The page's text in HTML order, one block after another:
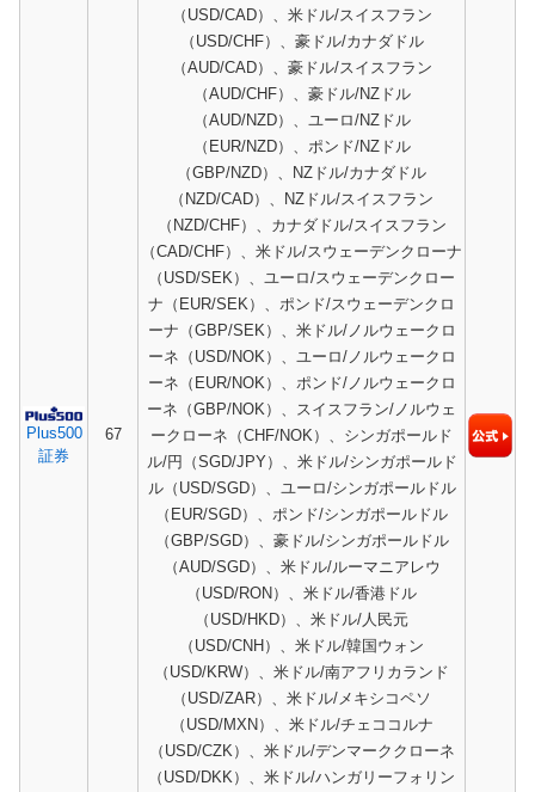
Plus500
証券
67
（USD/CAD）、米ドル/スイスフラン
（USD/CHF）、豪ドル/カナダドル
（AUD/CAD）、豪ドル/スイスフラン
（AUD/CHF）、豪ドル/NZドル
（AUD/NZD）、ユーロ/NZドル
（EUR/NZD）、ポンド/NZドル
（GBP/NZD）、NZドル/カナダドル
（NZD/CAD）、NZドル/スイスフラン
（NZD/CHF）、カナダドル/スイスフラン
（CAD/CHF）、米ドル/スウェーデンクローナ
（USD/SEK）、ユーロ/スウェーデンクロー
ナ（EUR/SEK）、ポンド/スウェーデンクロ
ーナ（GBP/SEK）、米ドル/ノルウェークロ
ーネ（USD/NOK）、ユーロ/ノルウェークロ
ーネ（EUR/NOK）、ポンド/ノルウェークロ
ーネ（GBP/NOK）、スイスフラン/ノルウェ
ークローネ（CHF/NOK）、シンガポールド
ル/円（SGD/JPY）、米ドル/シンガポールド
ル（USD/SGD）、ユーロ/シンガポールドル
（EUR/SGD）、ポンド/シンガポールドル
（GBP/SGD）、豪ドル/シンガポールドル
（AUD/SGD）、米ドル/ルーマニアレウ
（USD/RON）、米ドル/香港ドル
（USD/HKD）、米ドル/人民元
（USD/CNH）、米ドル/韓国ウォン
（USD/KRW）、米ドル/南アフリカランド
（USD/ZAR）、米ドル/メキシコペソ
（USD/MXN）、米ドル/チェココルナ
（USD/CZK）、米ドル/デンマーククローネ
（USD/DKK）、米ドル/ハンガリーフォリン